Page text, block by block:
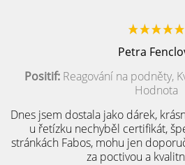
Petra
Positif: Reagování na podněty,
Hodnota
Dnes jsem dostala jako dárek,
u řetízku nechyběl certifikát,
stránkách Fabos, mohu jen
za poctivou a